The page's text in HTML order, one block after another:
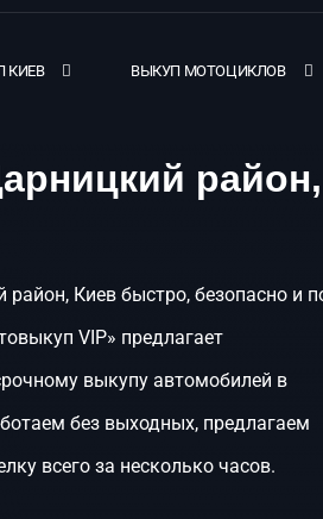
КИЕВ ВЫКУП МОТОЦИКЛОВ
Киев быстро, безопасно и
VIP» предлагает
выкупу автомобилей в
без выходных, предлагаем
всего за несколько часов.